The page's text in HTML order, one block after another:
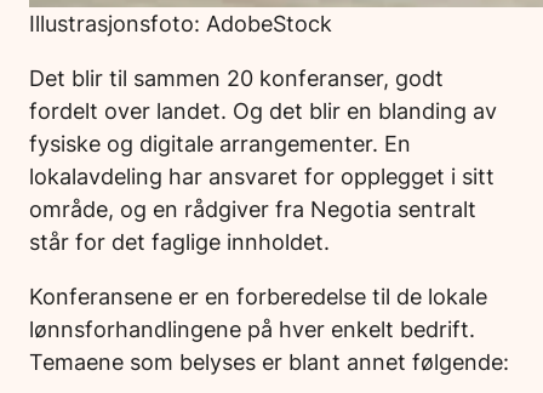
Illustrasjonsfoto: AdobeStock
Det blir til sammen 20 konferanser, godt
fordelt over landet. Og det blir en blanding av
fysiske og digitale arrangementer. En
lokalavdeling har ansvaret for opplegget i sitt
område, og en rådgiver fra Negotia sentralt
står for det faglige innholdet.
Konferansene er en forberedelse til de lokale
lønnsforhandlingene på hver enkelt bedrift.
Temaene som belyses er blant annet følgende: